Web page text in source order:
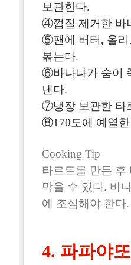
보관한다.
④껍질 제거한 바
⑤팬에 버터, 올리
볶는다.
⑥바나나가 숨이
낸다.
⑦냉장 보관한 타
⑧170도에 예열한
Cooking Tip
타르트를 만든 후
막을 수 있다. 바
에 조심해야 한다.
4. 파파야